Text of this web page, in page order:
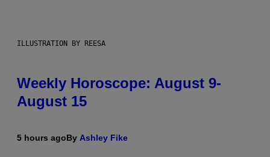
ILLUSTRATION BY REESA
Weekly Horoscope: August 9-
August 15
5 hours agoBy Ashley Fike